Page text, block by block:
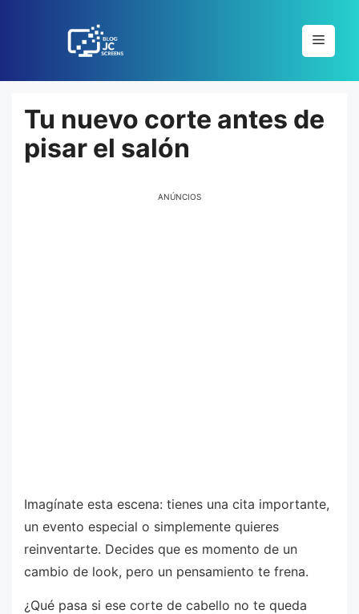
Menu
Tu nuevo corte antes de
pisar el salón
ANÚNCIOS
Imagínate esta escena: tienes una cita importante,
un evento especial o simplemente quieres
reinventarte. Decides que es momento de un
cambio de look, pero un pensamiento te frena.
¿Qué pasa si ese corte de cabello no te queda